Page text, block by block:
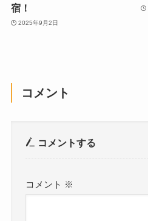
宿！
2025年9月2日
コメント
コメントする
コメント ※